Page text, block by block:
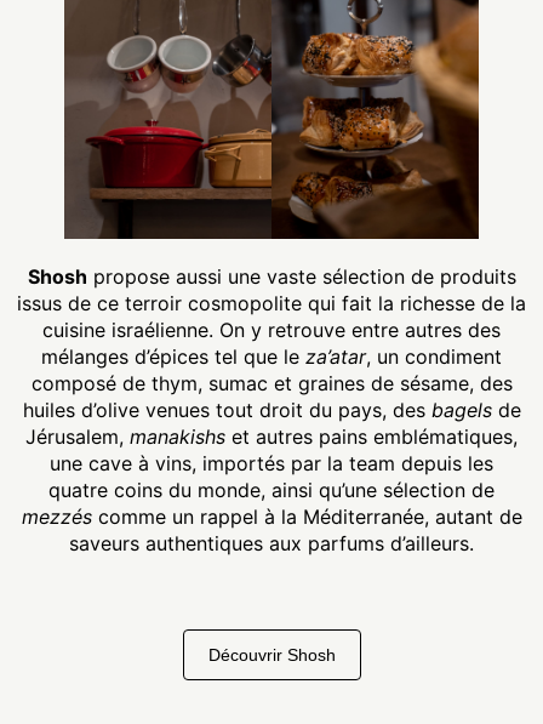
Shosh propose aussi une vaste sélection de produits
issus de ce terroir cosmopolite qui fait la richesse de la
cuisine israélienne. On y retrouve entre autres des
mélanges d’épices tel que le za’atar, un condiment
composé de thym, sumac et graines de sésame, des
huiles d’olive venues tout droit du pays, des bagelsde
Jérusalem, manakishs et autres pains emblématiques,
une cave à vins, importés par la team depuis les
quatre coins du monde, ainsi qu’une sélection de
mezzéscomme un rappel à la Méditerranée, autant de
saveurs authentiques aux parfums d’ailleurs.
Découvrir Shosh